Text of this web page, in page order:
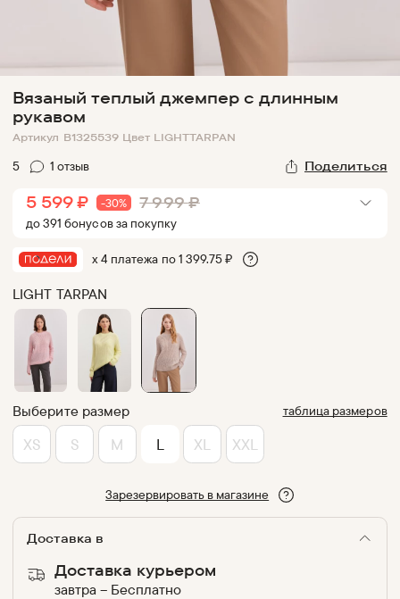
Вязаный теплый джемпер с длинным
рукавом
Артикул B1325539 Цвет LIGHTTARPAN
5 1 отзыв Поделиться
5 599 ₽ -30% 7 999 ₽
до391 бонусовза покупку
х 4 платежа по1 399.75₽
LIGHT TARPAN
Выберите размер таблица размеров
XS S M L XL XXL
Зарезервировать в магазине
Доставка в
Доставка курьером
завтра – Бесплатно